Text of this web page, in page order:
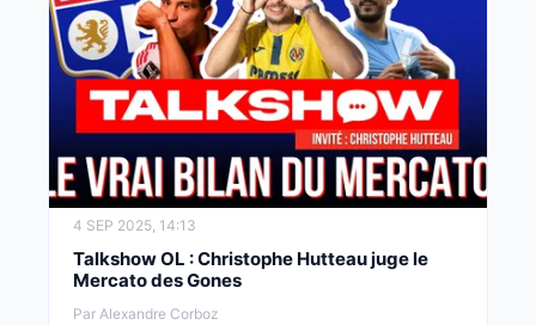
4 SEP 2025, 14:13
Talkshow OL : Christophe Hutteau juge le
Mercato des Gones
Par Alexandre Corboz